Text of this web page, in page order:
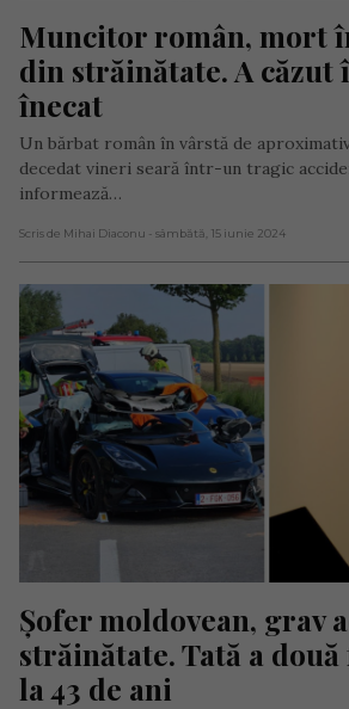
Muncitor român, mort
din străinătate. A căzut
înecat
Un bărbat român în vârstă de
decedat vineri seară într-un tragic
informează…
Scris de Mihai Diaconu - sâmbătă, 15 iunie 2024
Șofer moldovean, grav
străinătate. Tată a
la 43 de ani